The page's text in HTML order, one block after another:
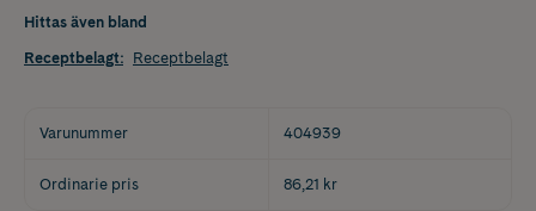
Hittas även bland
Receptbelagt: Receptbelagt
Varunummer 404939
Ordinarie pris 86,21 kr